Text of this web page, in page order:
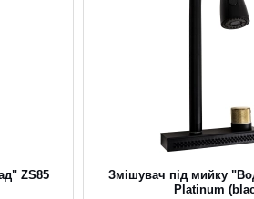
ZS85
Змішувач під мийку
Platinum